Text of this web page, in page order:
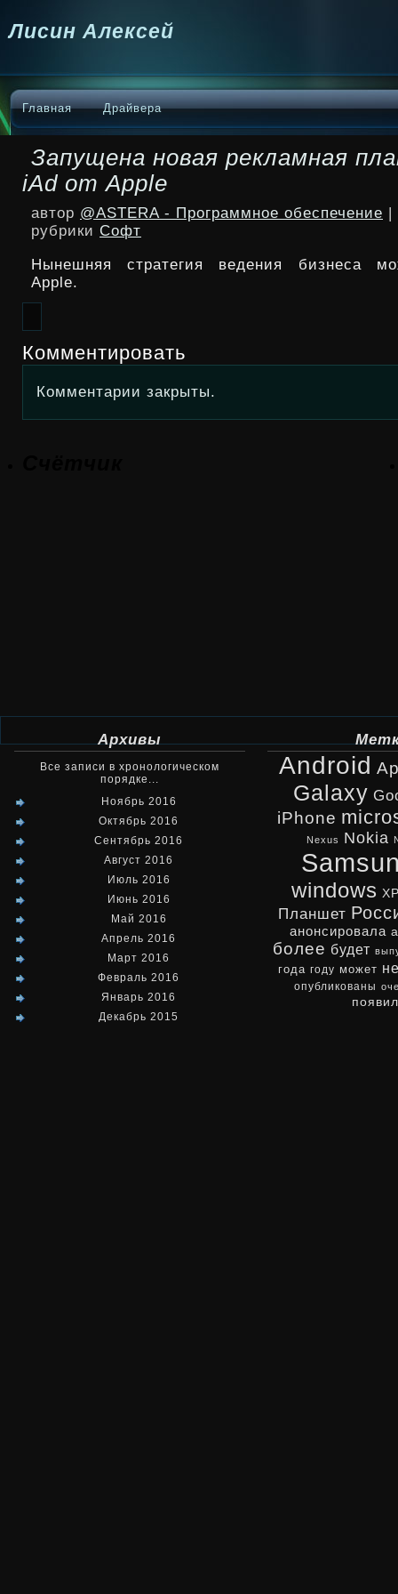
Лисин Алексей
Главная Драйвера
Запущена новая рекламная
iAd от Apple
автор @ASTERA - Программное обеспечение |
рубрики Софт
Нынешняя стратегия ведения бизнеса
Apple.
Комментировать
Комментарии закрыты.
Архивы
Все записи в хронологическом
порядке...
Ноябрь 2016
Октябрь 2016
Сентябрь 2016
Август 2016
Июль 2016
Июнь 2016
Май 2016
Апрель 2016
Март 2016
Февраль 2016
Январь 2016
Декабрь 2015
Android
Galaxy
iPhone
Nexus Nokia
windows
Планшет
анонсировала
более будет
года году может
опубликованы